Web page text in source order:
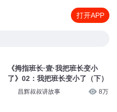
打开APP
《拇指班长·壹·我把班长变小
了》02：我把班长变小了（下）
昌辉叔叔讲故事 8万